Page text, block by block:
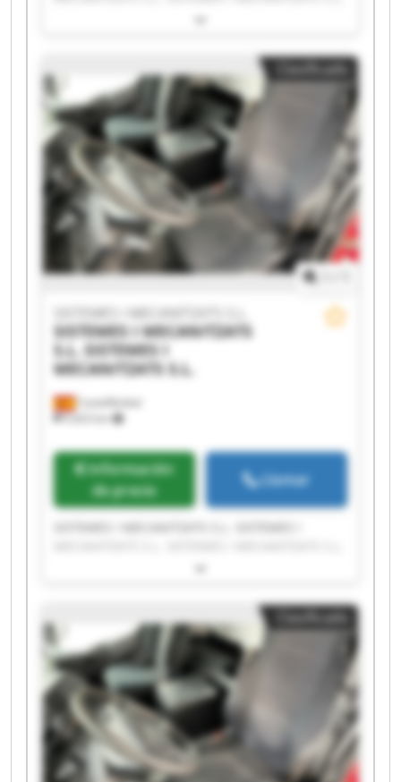
SISTEMES I MECANITZATS S.L. SISTEMES I
SISTEMES I MECANITZATS S.L. SISTEMES I
MECANITZATS S.L. SISTEMES I MECANITZATS S.L.
SISTEMES I MECANITZATS S.L. SISTEMES I
MECANITZATS S.L. SISTEMES I MECANITZATS S.L.
SISTEMES I MECANITZATS S.L. SISTEMES I
MECANITZATS S.L. SISTEMES I MECANITZATS S.L.
SISTEMES I MECANITZATS S.L. SISTEMES I
MECANITZATS S.L. SISTEMES I MECANITZATS S.L.
SISTEMES I MECANITZATS S.L. SISTEMES I
MECANITZATS S.L.
Castellbisbal
9,423 km
SISTEMES I MECANITZATS S.L.
SISTEMES I MECANITZATS
S.L. SISTEMES I
MECANITZATS S.L.
Información
de precio
Llamar
SISTEMES I MECANITZATS S.L. SISTEMES I
SISTEMES I MECANITZATS S.L. SISTEMES I
MECANITZATS S.L. SISTEMES I MECANITZATS S.L.
SISTEMES I MECANITZATS S.L. SISTEMES I
MECANITZATS S.L. SISTEMES I MECANITZATS S.L.
SISTEMES I MECANITZATS S.L. SISTEMES I
MECANITZATS S.L. SISTEMES I MECANITZATS S.L.
SISTEMES I MECANITZATS S.L. SISTEMES I
MECANITZATS S.L. SISTEMES I MECANITZATS S.L.
SISTEMES I MECANITZATS S.L. SISTEMES I
MECANITZATS S.L.